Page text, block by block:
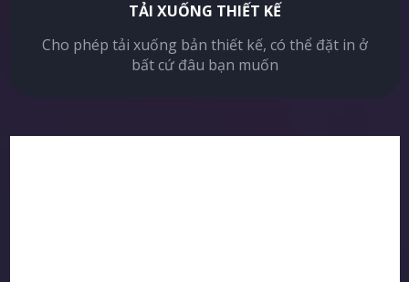
TẢI XUỐNG THIẾT KẾ
Cho phép tải xuống bản thiết kế, có thể đặt in ở
bất cứ đâu bạn muốn